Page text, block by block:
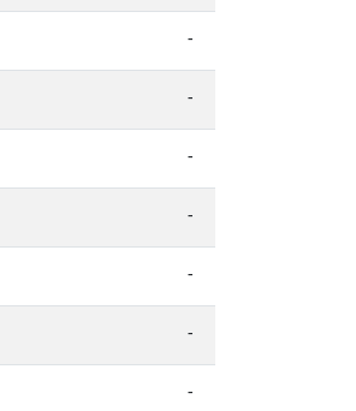
-
-
-
-
-
-
-